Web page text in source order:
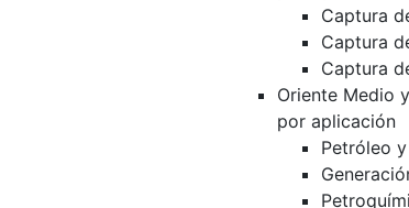
Captura
Captura
Captura
Oriente Medio
por aplicación
Petróleo